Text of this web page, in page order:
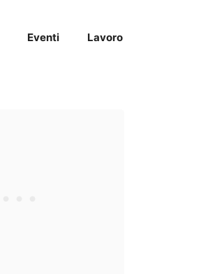
Eventi Lavoro